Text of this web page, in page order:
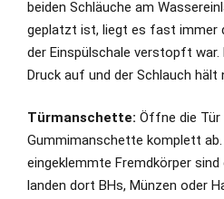
beiden Schläuche am
geplatzt ist, liegt es fast immer
der Einspülschale verstopft war.
Druck auf und der Schlauch hält
Türmanschette: Öffne die
Gummimanschette komplett ab.
eingeklemmte Fremdkörper sind
landen dort BHs, Münzen oder